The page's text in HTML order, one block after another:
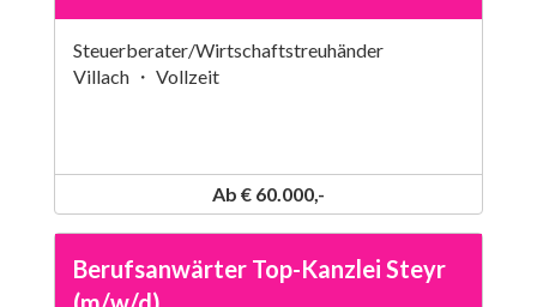
Steuerberater/Wirtschaftstreuhänder
Villach ・ Vollzeit
Ab € 60.000,-
Berufsanwärter Top-Kanzlei Steyr